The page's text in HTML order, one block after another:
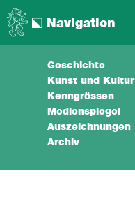
Navigation
Geschichte
Kunst und Kultur
Kenngrössen
Medienspiegel
Auszeichnungen
Archiv